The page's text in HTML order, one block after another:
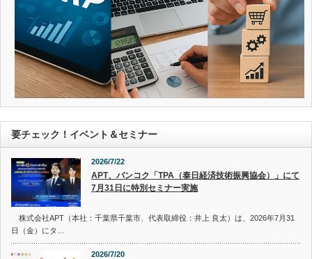
要チェック！イベント＆セミナー
2026/7/22
APT、バンコク「TPA（泰日経済技術振興協会）」にて
7月31日に特別セミナー実施
株式会社APT（本社：千葉県千葉市、代表取締役：井上 良太）は、2026年7月31
日（金）にタ…
2026/7/20